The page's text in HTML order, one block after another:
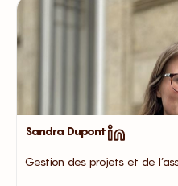
Sandra Dupont
Gestion des projets et de